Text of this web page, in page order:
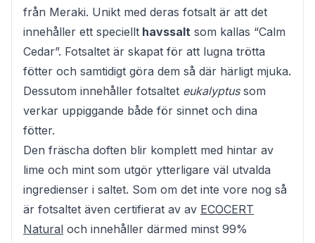
från Meraki. Unikt med deras fotsalt är att det
innehåller ett speciellt havssalt som kallas “Calm
Cedar”. Fotsaltet är skapat för att lugna trötta
fötter och samtidigt göra dem så där härligt mjuka.
Dessutom innehåller fotsaltet eukalyptussom
verkar uppiggande både för sinnet och dina
fötter.
Den fräscha doften blir komplett med hintar av
lime och mint som utgör ytterligare väl utvalda
ingredienser i saltet. Som om det inte vore nog så
är fotsaltet även certifierat av av ECOCERT
Natural och innehåller därmed minst 99%